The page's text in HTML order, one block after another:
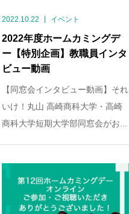
2022.10.22 イベント
2022年度ホームカミングデ
ー【特別企画】教職員インタ
ビュー動画
【同窓会インタビュー動画】それ
いけ！丸山 高崎商科大学・高崎
商科大学短期大学部同窓会がお...